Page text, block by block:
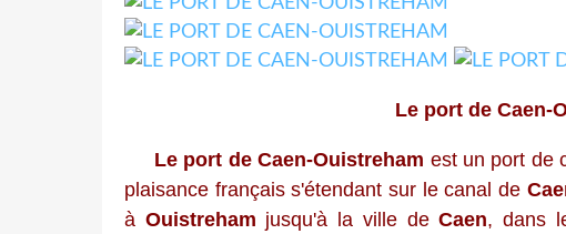
Le port de Caen-
Le port de Caen-Ouistreham est un port de
plaisance français s'étendant sur le canal de
à Ouistreham jusqu'à la ville deCaen, dans